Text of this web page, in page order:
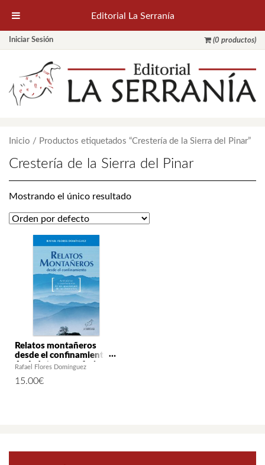
Iniciar Sesión (0 productos)
Inicio / Productos etiquetados “Crestería de la Sierra del Pinar”
Crestería de la Sierra del Pinar
Mostrando el único resultado
Relatos montañeros
desde el confinamiento.
Anécdotas y confesiones
montañas
Rafael Flores Domínguez
15.00€
Editorial La Serranía